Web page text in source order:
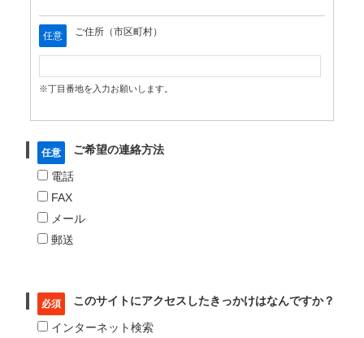
任意 ご住所（市区町村）
※丁目番地を入力お願いします。
任意 ご希望の連絡方法
電話
FAX
メール
郵送
必須 このサイトにアクセスしたきっかけはなんですか？
インターネット検索